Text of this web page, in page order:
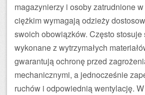
magazynierzy i osoby zatrudnione
ciężkim wymagają odzieży
swoich obowiązków. Często stosuje
wykonane z wytrzymałych
gwarantują ochronę przed
mechanicznymi, a jednocześnie
ruchów i odpowiednią wentylację.